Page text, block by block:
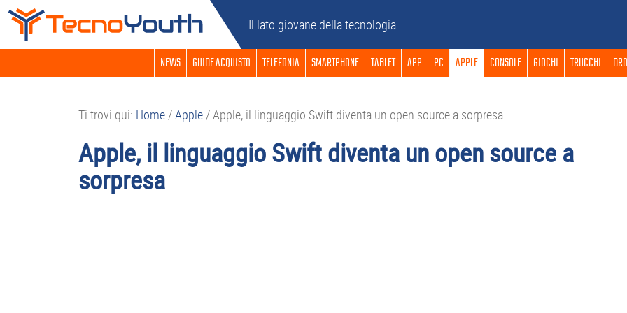
Passa
navigazione
Passa
contenuto
Passa
barra
Passa
piè
Il lato giovane della tecnologia
NEWS GUIDE ACQUISTO TELEFONIA SMARTPHONE TABLET APP PC APPLE CONSOLE GIOCHI TRUCCHI
Ti trovi qui: Home/Apple/Apple, il linguaggio Swift diventa un open source a sorpresa
Apple, il linguaggio Swift diventa un open source a
sorpresa